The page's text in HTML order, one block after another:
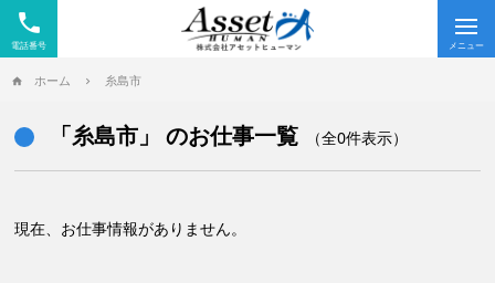
phone
ホーム 糸島市
「糸島市」 のお仕事一覧 （全0件表示）
現在、お仕事情報がありません。